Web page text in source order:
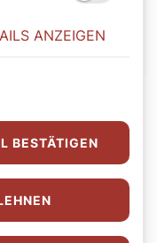
ANZEIGEN
BESTÄTIGEN